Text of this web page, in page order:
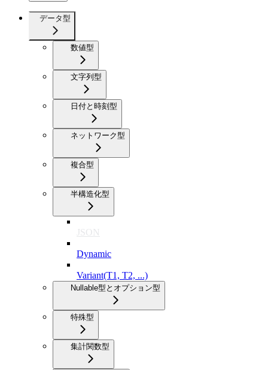
データ型
数値型
文字列型
日付と時刻型
ネットワーク型
複合型
半構造化型
JSON
Dynamic
Variant(T1, T2, ...)
Nullable型とオプション型
特殊型
集計関数型